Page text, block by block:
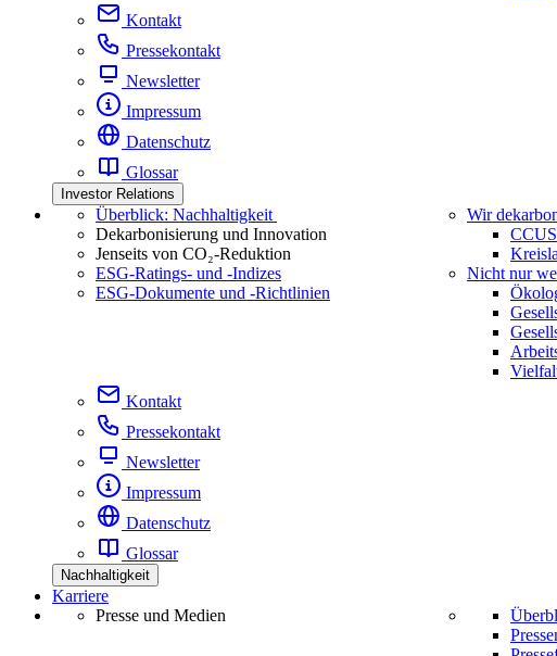
Kontakt
Pressekontakt
Newsletter
Impressum
Datenschutz
Glossar
Investor Relations
Überblick: Nachhaltigkeit
Dekarbonisierung und Innovation
Jenseits von CO₂-Reduktion
ESG-Ratings- und ‑Indizes
ESG-Dokumente und ‑Richtlinien
Wir
Nicht nur
Kontakt
Pressekontakt
Newsletter
Impressum
Datenschutz
Glossar
Nachhaltigkeit
Karriere
Presse und Medien